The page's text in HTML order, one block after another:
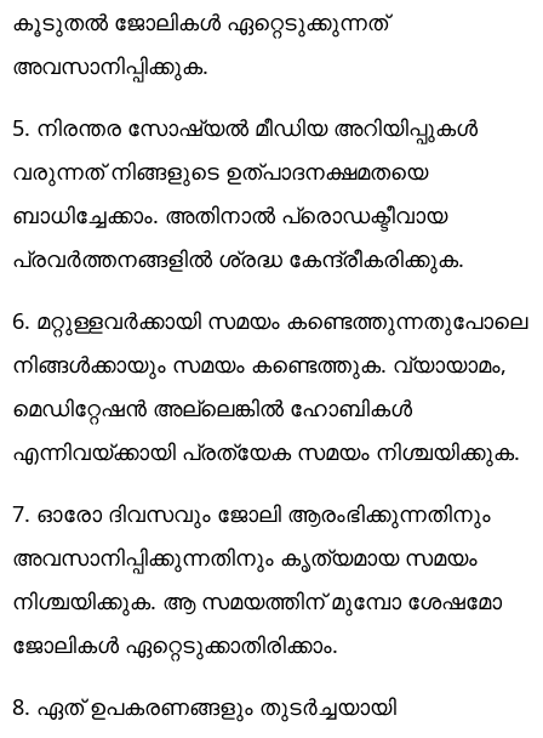
കൂടുതല്‍ ജോലികള്‍ ഏറ്റെടുക്കുന്നത്
അവസാനിപ്പിക്കുക.
5. നിരന്തര സോഷ്യല്‍ മീഡിയ അറിയിപ്പുകള്‍
വരുന്നത് നിങ്ങളുടെ ഉത്പാദനക്ഷമതയെ
ബാധിച്ചേക്കാം. അതിനാല്‍ പ്രൊഡക്ടീവായ
പ്രവര്‍ത്തനങ്ങളില്‍ ശ്രദ്ധ കേന്ദ്രീകരിക്കുക.
6. മറ്റുള്ളവര്‍ക്കായി സമയം കണ്ടെത്തുന്നതുപോലെ
നിങ്ങള്‍ക്കായും സമയം കണ്ടെത്തുക. വ്യായാമം,
മെഡിറ്റേഷന്‍ അല്ലെങ്കില്‍ ഹോബികള്‍
എന്നിവയ്ക്കായി പ്രത്യേക സമയം നിശ്ചയിക്കുക.
7. ഓരോ ദിവസവും ജോലി ആരംഭിക്കുന്നതിനും
അവസാനിപ്പിക്കുന്നതിനും കൃത്യമായ സമയം
നിശ്ചയിക്കുക. ആ സമയത്തിന് മുമ്പോ ശേഷമോ
ജോലികള്‍ ഏറ്റെടുക്കാതിരിക്കാം.
8. ഏത് ഉപകരണങ്ങളും തുടര്‍ച്ചയായി